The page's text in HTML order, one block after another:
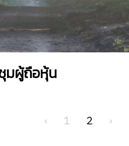
มผู้ถือหุ้น
‹ 1 2 ›